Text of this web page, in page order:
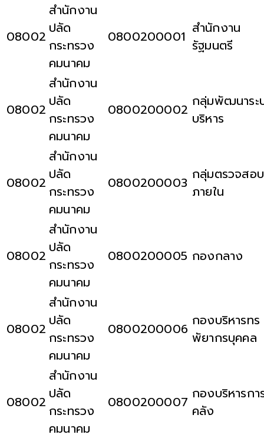
08002
สำนักงาน
ปลัด
กระทรวง
คมนาคม
0800200001 สำนักงาน
รัฐมนตรี
08002
สำนักงาน
ปลัด
กระทรวง
คมนาคม
0800200002 กลุ่มพัฒนาระ
บริหาร
08002
สำนักงาน
ปลัด
กระทรวง
คมนาคม
0800200003 กลุ่มตรวจสอบ
ภายใน
08002
สำนักงาน
ปลัด
กระทรวง
คมนาคม
0800200005 กองกลาง
08002
สำนักงาน
ปลัด
กระทรวง
คมนาคม
0800200006 กองบริหารทร
พัยากรบุคคล
08002
สำนักงาน
ปลัด
กระทรวง
คมนาคม
0800200007 กองบริหารกา
คลัง